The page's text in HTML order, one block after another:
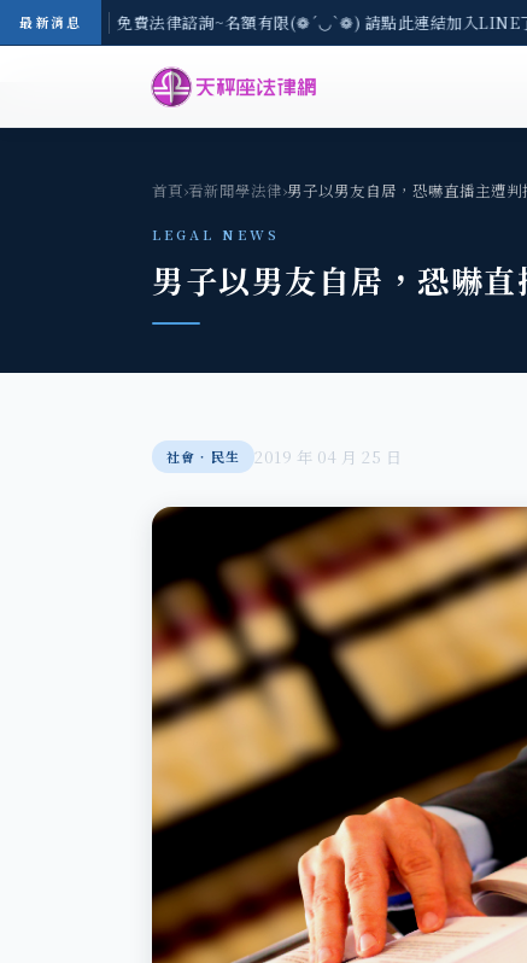
最新消息
3(一) 現場免費法律諮詢~名額有限(❁´◡`❁) 請點此連結加入LINE
首頁›看新聞學法律›男子以男友自居，恐嚇直播主遭判
LEGAL NEWS
男子以男友自居，恐嚇
社會‧民生 2019 年 04 月 25 日